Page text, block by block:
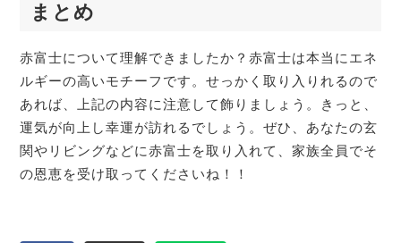
まとめ
赤富士について理解できましたか？赤富士は本当にエネ
ルギーの高いモチーフです。せっかく取り入りれるので
あれば、上記の内容に注意して飾りましょう。きっと、
運気が向上し幸運が訪れるでしょう。ぜひ、あなたの玄
関やリビングなどに赤富士を取り入れて、家族全員でそ
の恩恵を受け取ってくださいね！！